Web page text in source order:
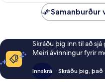
Samanburður
Skráðu þig inn til að
Meiri ávinningur fyrir
Innskrá Skráðu þig,